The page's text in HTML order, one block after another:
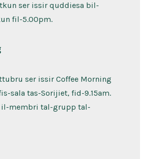
ser issir quddiesa bil-
fil-5.00pm.
ser issir Coffee Morning
sala tas-Sorijiet, fid-9.15am.
il-membri tal-grupp tal-